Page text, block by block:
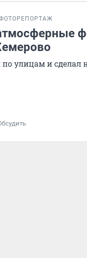
улицам и сделал